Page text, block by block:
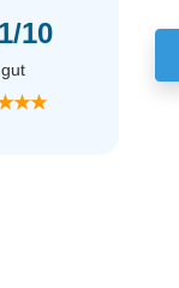
10
gut